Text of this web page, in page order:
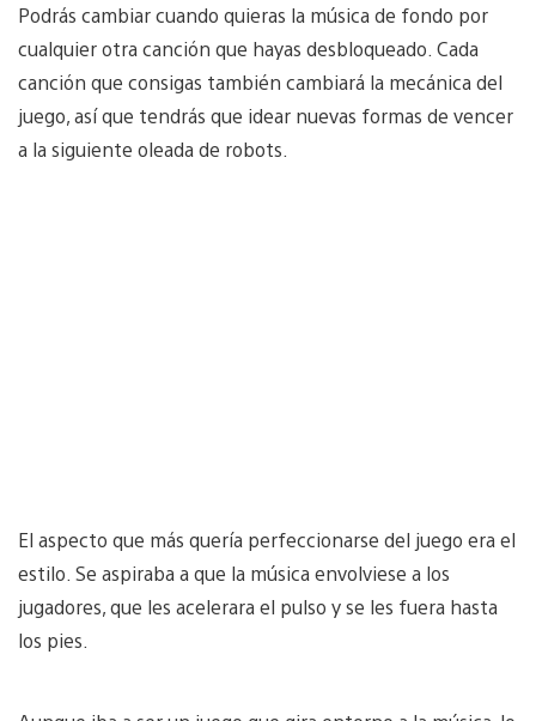
Podrás cambiar cuando quieras la música de fondo por
cualquier otra canción que hayas desbloqueado. Cada
canción que consigas también cambiará la mecánica del
juego, así que tendrás que idear nuevas formas de vencer
a la siguiente oleada de robots.
El aspecto que más quería perfeccionarse del juego era el
estilo. Se aspiraba a que la música envolviese a los
jugadores, que les acelerara el pulso y se les fuera hasta
los pies.